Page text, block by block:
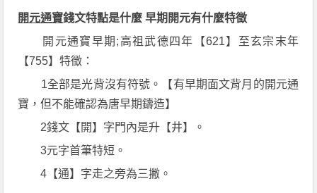
開元通寶錢文特點是什麼 早期開元有什麼特徵
開元通寶早期;高祖武德四年【621】至玄宗末年
【755】特徵：
1全部是光背沒有符號。【有早期面文背月的開元通
寶，但不能確認為唐早期鑄造】
2錢文【開】字門內是升【井】。
3元字首筆特短。
4【通】字走之旁為三撇。